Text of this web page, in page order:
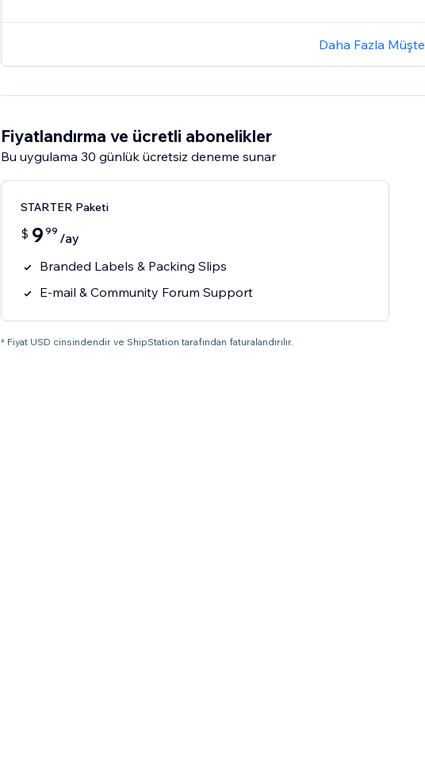
Daha Fazla
Fiyatlandırma ve ücretli abonelikler
Bu uygulama 30 günlük ücretsiz deneme sunar
STARTER Paketi
$ 9 99 /ay
Branded Labels & Packing Slips
E-mail & Community Forum Support
* Fiyat USD cinsindendir ve ShipStation tarafından faturalandırılır.